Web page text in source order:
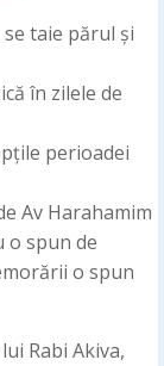
taie părul și
în zilele de
perioadei
Av Harahamim
o spun de
o spun
Rabi Akiva,